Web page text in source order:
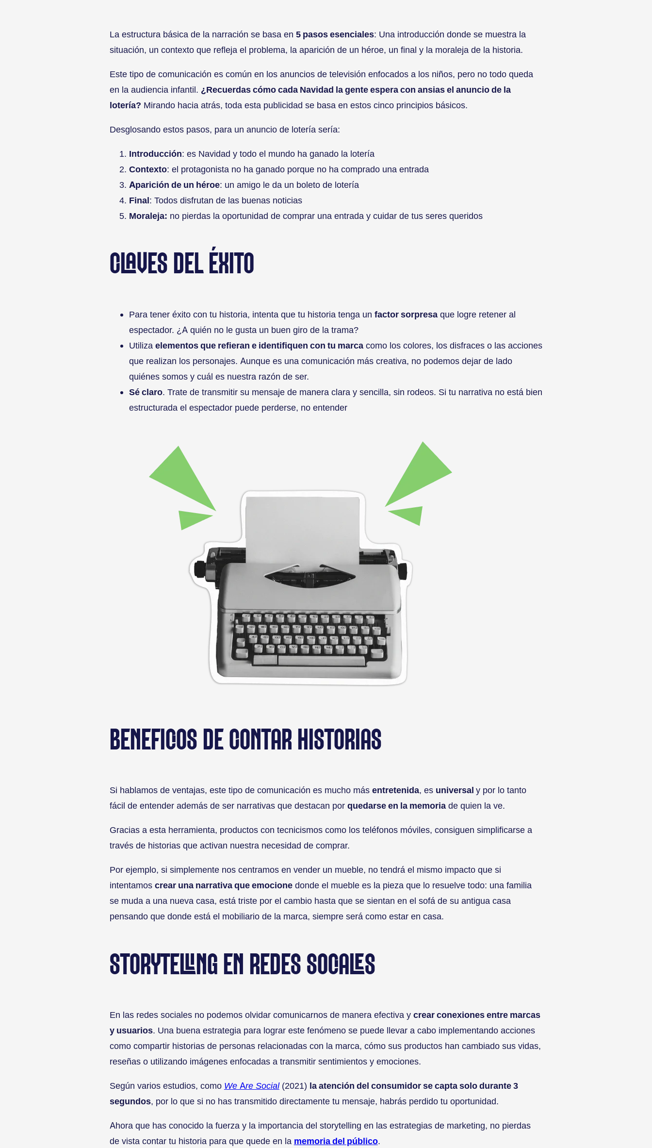
La estructura básica de la narración se basa en 5 pasos esenciales: Una introducción donde se muestra la
situación, un contexto que refleja el problema, la aparición de un héroe, un final y la moraleja de la historia.
Este tipo de comunicación es común en los anuncios de televisión enfocados a los niños, pero no todo queda
en la audiencia infantil. ¿Recuerdas cómo cada Navidad la gente espera con ansias el anuncio de la
lotería? Mirando hacia atrás, toda esta publicidad se basa en estos cinco principios básicos.
Desglosando estos pasos, para un anuncio de lotería sería:
Introducción: es Navidad y todo el mundo ha ganado la lotería
Contexto: el protagonista no ha ganado porque no ha comprado una entrada
Aparición de un héroe: un amigo le da un boleto de lotería
Final: Todos disfrutan de las buenas noticias
Moraleja: no pierdas la oportunidad de comprar una entrada y cuidar de tus seres queridos
CLAVES DEL ÉXITO
Para tener éxito con tu historia, intenta que tu historia tenga un factor sorpresaque logre retener al
espectador. ¿A quién no le gusta un buen giro de la trama?
Utiliza elementos que refieran e identifiquen con tu marcacomo los colores, los disfraces o las acciones
que realizan los personajes. Aunque es una comunicación más creativa, no podemos dejar de lado
quiénes somos y cuál es nuestra razón de ser.
Sé claro. Trate de transmitir su mensaje de manera clara y sencilla, sin rodeos. Si tu narrativa no está bien
estructurada el espectador puede perderse, no entender
BENEFICIOS DE CONTAR HISTORIAS
Si hablamos de ventajas, este tipo de comunicación es mucho más entretenida, es universal y por lo tanto
fácil de entender además de ser narrativas que destacan por quedarse en la memoriade quien la ve.
Gracias a esta herramienta, productos con tecnicismos como los teléfonos móviles, consiguen simplificarse a
través de historias que activan nuestra necesidad de comprar.
Por ejemplo, si simplemente nos centramos en vender un mueble, no tendrá el mismo impacto que si
intentamos crear una narrativa que emocionedonde el mueble es la pieza que lo resuelve todo: una familia
se muda a una nueva casa, está triste por el cambio hasta que se sientan en el sofá de su antigua casa
pensando que donde está el mobiliario de la marca, siempre será como estar en casa.
STORYTELLING EN REDES SOCIALES
En las redes sociales no podemos olvidar comunicarnos de manera efectiva y crear conexiones entre marcas
y usuarios. Una buena estrategia para lograr este fenómeno se puede llevar a cabo implementando acciones
como compartir historias de personas relacionadas con la marca, cómo sus productos han cambiado sus vidas,
reseñas o utilizando imágenes enfocadas a transmitir sentimientos y emociones.
Según varios estudios, como We Are Social(2021) la atención del consumidor se capta solo durante 3
segundos, por lo que si no has transmitido directamente tu mensaje, habrás perdido tu oportunidad.
Ahora que has conocido la fuerza y la importancia del storytelling en las estrategias de marketing, no pierdas
de vista contar tu historia para que quede en la memoria del público.